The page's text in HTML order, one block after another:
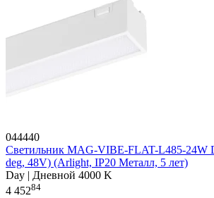
044440
Светильник MAG-VIBE-FLAT-L485-24W
deg, 48V) (Arlight, IP20 Металл, 5 лет)
Day | Дневной 4000 K
4 45284